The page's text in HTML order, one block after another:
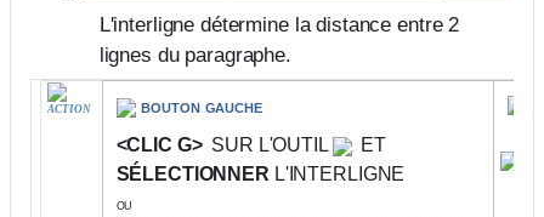
L'interligne détermine la distance entre 2
lignes du paragraphe.
ACTION
bouton gauche
<CLIC G> SUR L'OUTIL
ET
SÉLECTIONNER L'INTERLIGNE
ou